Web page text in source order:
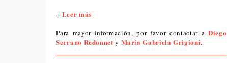
+ Leer más
Para mayor información, por favor contactar aDiego
Serrano Redonnet y María Gabriela Grigioni.